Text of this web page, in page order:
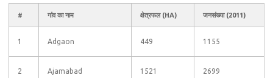
# गांव का नाम क्षेत्रफल (HA) जनसंख्या (2011)
1 Adgaon 449 1155
2 Ajamabad 1521 2699